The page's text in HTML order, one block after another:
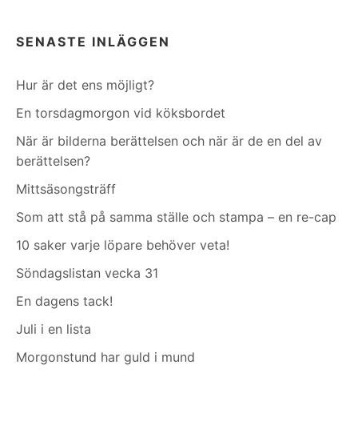
SENASTE INLÄGGEN
Hur är det ens möjligt?
En torsdagmorgon vid köksbordet
När är bilderna berättelsen och när är de en del av
berättelsen?
Mittsäsongsträff
Som att stå på samma ställe och stampa – en re-cap
10 saker varje löpare behöver veta!
Söndagslistan vecka 31
En dagens tack!
Juli i en lista
Morgonstund har guld i mund